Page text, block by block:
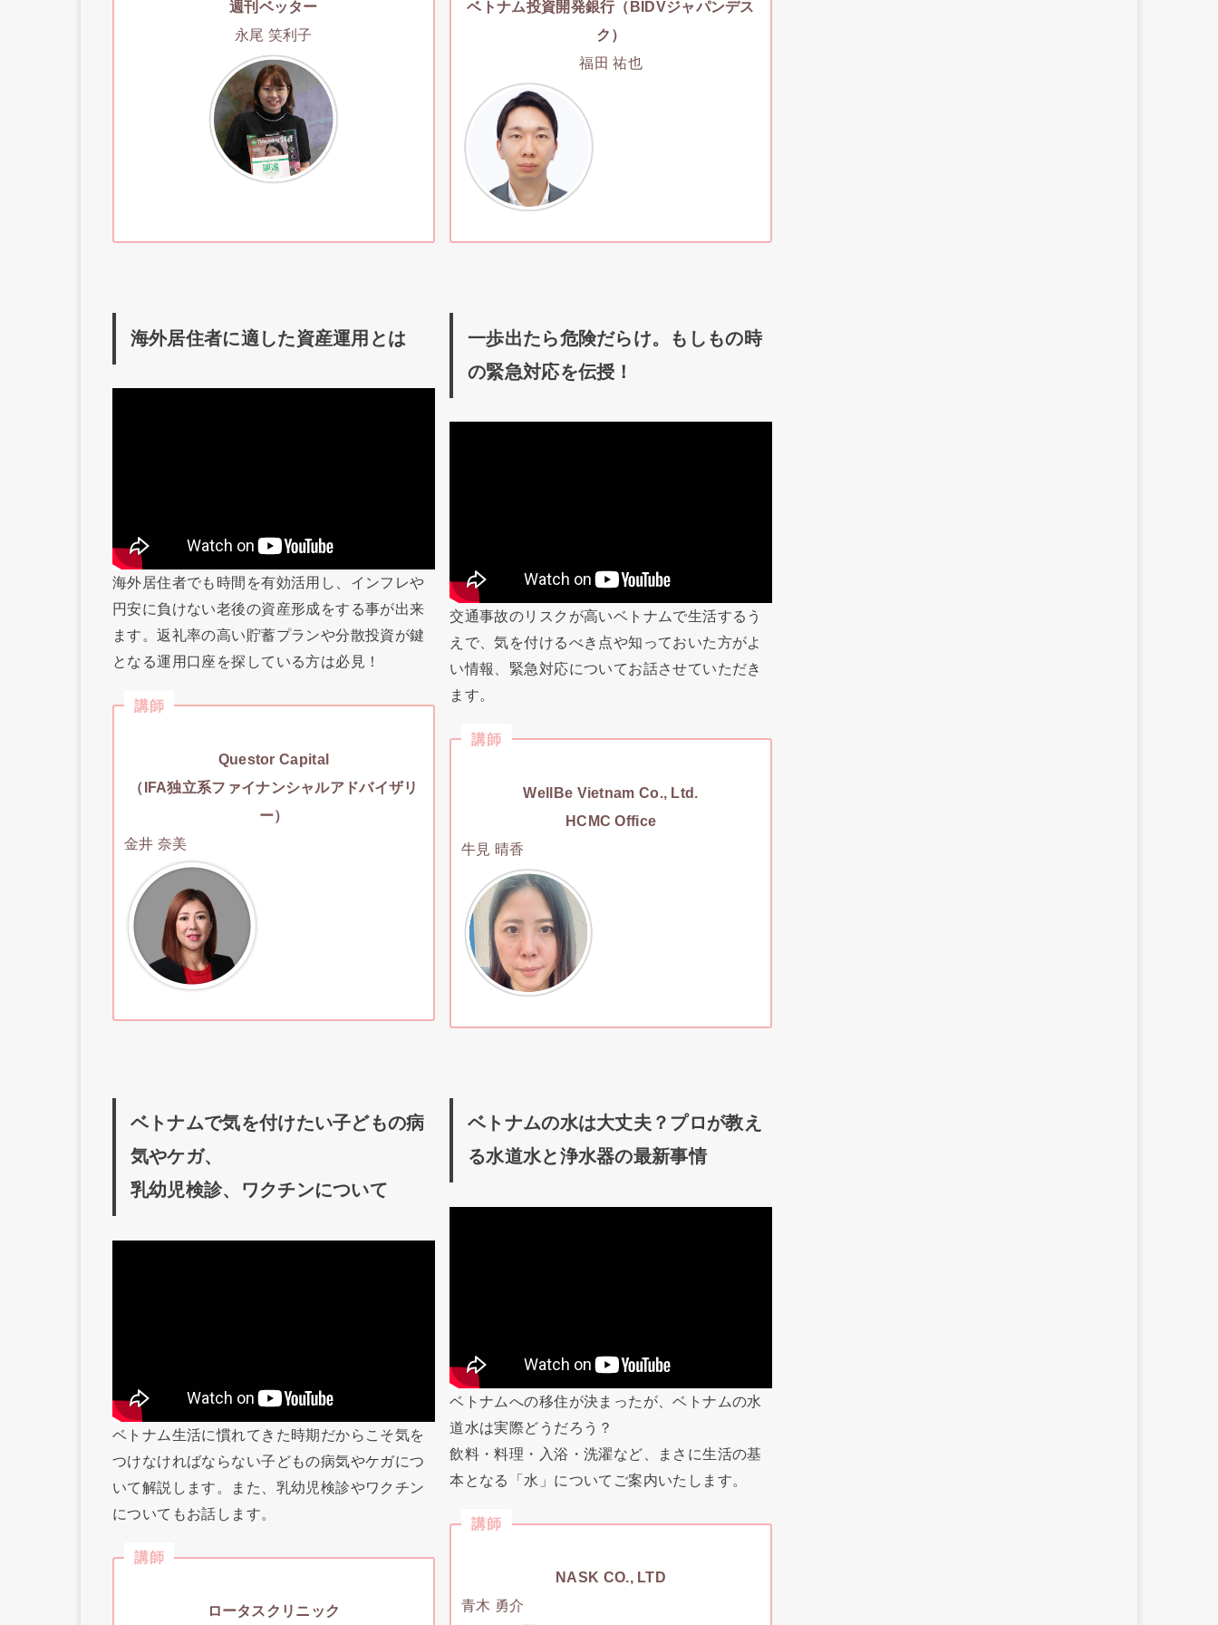
週刊ベッター
永尾 笑利子
ベトナム投資開発銀行（BIDVジャパンデス
ク）
福田 祐也
海外居住者に適した資産運用とは
海外居住者でも時間を有効活用し、インフレや
円安に負けない老後の資産形成をする事が出来
ます。返礼率の高い貯蓄プランや分散投資が鍵
となる運用口座を探している方は必見！ㅤ
講師
Questor Capital
（IFA独立系ファイナンシャルアドバイザリ
ー）
金井 奈美
一歩出たら危険だらけ。もしもの時
の緊急対応を伝授！
交通事故のリスクが高いベトナムで生活するう
えで、気を付けるべき点や知っておいた方がよ
い情報、緊急対応についてお話させていただき
ます。
講師
WellBe Vietnam Co., Ltd.
HCMC Office
牛見 晴香
ベトナムで気を付けたい子どもの病
気やケガ、
乳幼児検診、ワクチンについて
ベトナム生活に慣れてきた時期だからこそ気を
つけなければならない子どもの病気やケガにつ
いて解説します。また、乳幼児検診やワクチン
についてもお話します。
講師
ロータスクリニック
ベトナムの水は大丈夫？プロが教え
る水道水と浄水器の最新事情
ベトナムへの移住が決まったが、ベトナムの水
道水は実際どうだろう？
飲料・料理・入浴・洗濯など、まさに生活の基
本となる「水」についてご案内いたします。
講師
NASK CO., LTD
青木 勇介